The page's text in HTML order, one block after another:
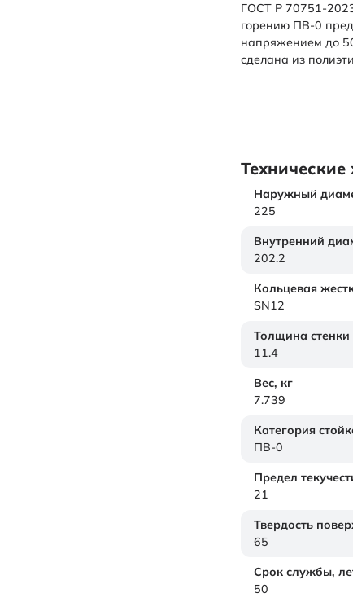
ГОСТ Р 70751-
горению ПВ-0
напряжением до
сделана из
Технические
Наружный
225
Внутренний
202.2
Кольцевая
SN12
Толщина стенки
11.4
Вес, кг
7.739
Категория
ПВ-0
Предел
21
Твердость
65
Срок службы,
50